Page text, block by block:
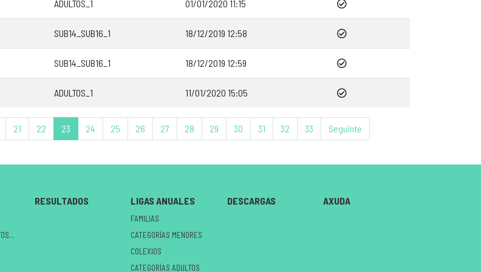
ADULTOS_1 01/01/2020 11:15
SUB14_SUB16_1 18/12/2019 12:58
SUB14_SUB16_1 18/12/2019 12:59
ADULTOS_1 11/01/2020 15:05
21 22 23 24 25 26 27 28 29 30 31 32 33 Seguinte
LISTADO DE INSCRITOS NO CIRCUÍTO
RESULTADOS LIGAS ANUALES
FAMILIAS
CATEGORÍAS MENORES
COLEXIOS
CATEGORÍAS ADULTOS
DESCARGAS AXUDA